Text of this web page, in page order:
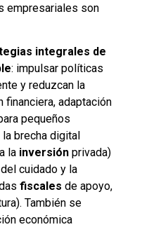
empresariales son
integrales de
: impulsar políticas
y reduzcan la
financiera, adaptación
pequeños
brecha digital
la inversiónprivada)
cuidado y la
fiscales de apoyo,
También se
económica